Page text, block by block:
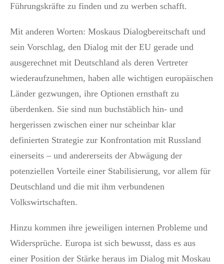
Führungskräfte zu finden und zu werben schafft.
Mit anderen Worten: Moskaus Dialogbereitschaft und
sein Vorschlag, den Dialog mit der EU gerade und
ausgerechnet mit Deutschland als deren Vertreter
wiederaufzunehmen, haben alle wichtigen europäischen
Länder gezwungen, ihre Optionen ernsthaft zu
überdenken. Sie sind nun buchstäblich hin- und
hergerissen zwischen einer nur scheinbar klar
definierten Strategie zur Konfrontation mit Russland
einerseits – und andererseits der Abwägung der
potenziellen Vorteile einer Stabilisierung, vor allem für
Deutschland und die mit ihm verbundenen
Volkswirtschaften.
Hinzu kommen ihre jeweiligen internen Probleme und
Widersprüche. Europa ist sich bewusst, dass es aus
einer Position der Stärke heraus im Dialog mit Moskau